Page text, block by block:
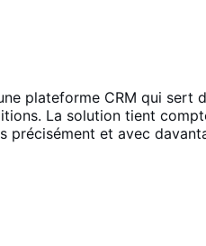
plateforme CRM qui
La solution tient
et avec